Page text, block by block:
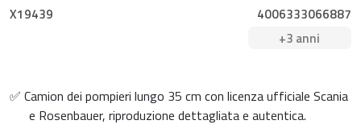
X19439
4006333066887
+3 anni
✅ Camion dei pompieri lungo 35 cm con licenza ufficiale Scania
e Rosenbauer, riproduzione dettagliata e autentica.